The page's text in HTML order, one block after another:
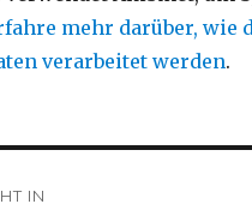
mehr darüber, wie
verarbeitet werden.
IN